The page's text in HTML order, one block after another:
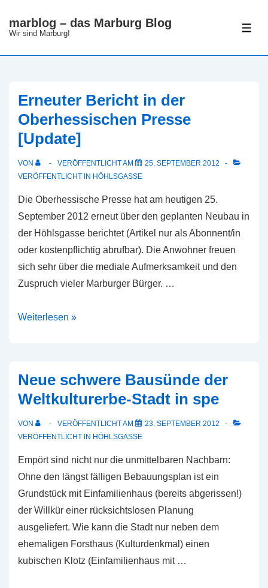
Zummarblog – das Marburg Blog
Wir sind Marburg!
Erneuter Bericht in der
Oberhessischen Presse
[Update]
VON VERÖFFENTLICHT AM
25. SEPTEMBER 2012
VERÖFFENTLICHT IN HÖHLSGASSE
Die Oberhessische Presse hat am heutigen 25.
September 2012 erneut über den geplanten Neubau in
der Höhlsgasse berichtet (Artikel nur als Abonnent/in
oder kostenpflichtig abrufbar). Die Anwohner freuen
sich sehr über die mediale Aufmerksamkeit und den
Zuspruch vieler Marburger Bürger. …
Erneuter
Oberhessischen
Presse
[Update]
Weiterlesen »
Neue schwere Bausünde der
Weltkulturerbe-Stadt in spe
VON VERÖFFENTLICHT AM
23. SEPTEMBER 2012
VERÖFFENTLICHT IN HÖHLSGASSE
Empört sind nicht nur die unmittelbaren Nachbarn:
Ohne den längst fälligen Bebauungsplan ist ein
Grundstück mit Einfamilienhaus (bereits abgerissen!)
der Willkür einer rücksichtslosen Planung
ausgeliefert. Wie kann die Stadt nur neben dem
ehemaligen Forsthaus (Kulturdenkmal) einen
kubischen Klotz (Einfamilienhaus mit …